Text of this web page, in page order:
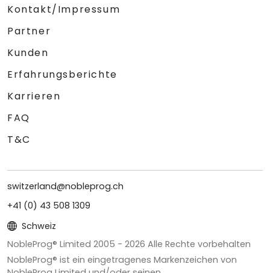
Kontakt/Impressum
Partner
Kunden
Erfahrungsberichte
Karrieren
FAQ
T&C
switzerland@nobleprog.ch
+41 (0) 43 508 1309
Schweiz
NobleProg® Limited 2005 - 2026 Alle Rechte vorbehalten
NobleProg® ist ein eingetragenes Markenzeichen von